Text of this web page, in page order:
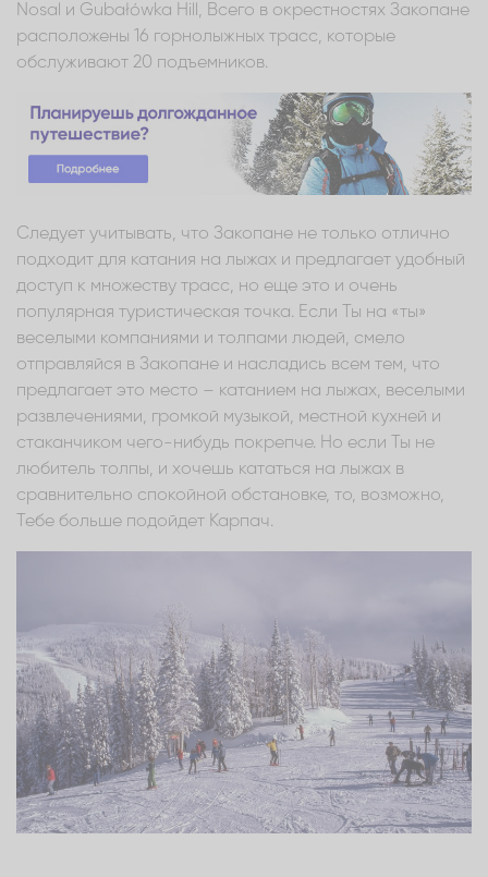
Nosal и Gubałówka Hill, Всего в окрестностях Закопане
расположены 16 горнолыжных трасс, которые
обслуживают 20 подъемников.
Следует учитывать, что Закопане не только отлично
подходит для катания на лыжах и предлагает удобный
доступ к множеству трасс, но еще это и очень
популярная туристическая точка. Если Ты на «ты»
веселыми компаниями и толпами людей, смело
отправляйся в Закопане и насладись всем тем, что
предлагает это место – катанием на лыжах, веселыми
развлечениями, громкой музыкой, местной кухней и
стаканчиком чего-нибудь покрепче. Но если Ты не
любитель толпы, и хочешь кататься на лыжах в
сравнительно спокойной обстановке, то, возможно,
Тебе больше подойдет Карпач.